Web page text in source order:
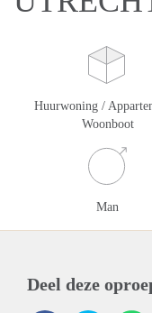
Huurwoning /
Woonboot
Man
Deel deze